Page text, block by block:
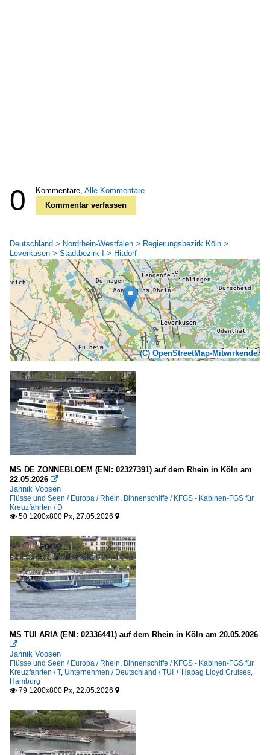
0 Kommentare, Alle Kommentare
Kommentar verfassen
Deutschland > Nordrhein-Westfalen > Regierungsbezirk Köln >
Leverkusen > Stadtbezirk I > Hitdorf
(C) OpenStreetMap-Mitwirkende
MS DE ZONNEBLOEM (ENI: 02327391) auf dem Rhein in Köln am
22.05.2026 
Jannik Voosen
Flüsse und Seen / Europa / Rhein, Binnenschiffe / KFGS - Kabinen-FGS für
Kreuzfahrten / D
 50 1200x800 Px, 27.05.2026 
MS TUI ARIA (ENI: 02336441) auf dem Rhein in Köln am 20.05.2026

Jannik Voosen
Flüsse und Seen / Europa / Rhein, Binnenschiffe / KFGS - Kabinen-FGS für
Kreuzfahrten / T, Unternehmen / Deutschland / TUI + Hapag Lloyd Cruises,
Hamburg
 79 1200x800 Px, 22.05.2026 